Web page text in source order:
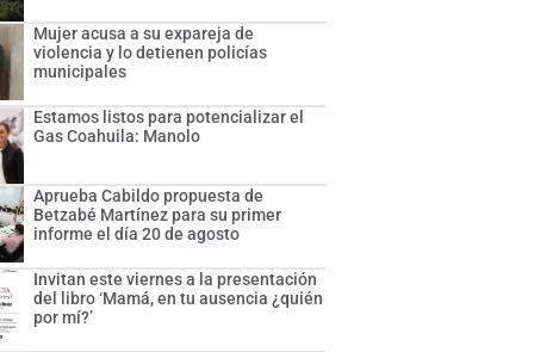
Mujer acusa a su expareja de
violencia y lo detienen policías
municipales
Estamos listos para potencializar el
Gas Coahuila: Manolo
Aprueba Cabildo propuesta de
Betzabé Martínez para su primer
informe el día 20 de agosto
Invitan este viernes a la presentación
del libro ‘Mamá, en tu ausencia ¿quién
por mí?’